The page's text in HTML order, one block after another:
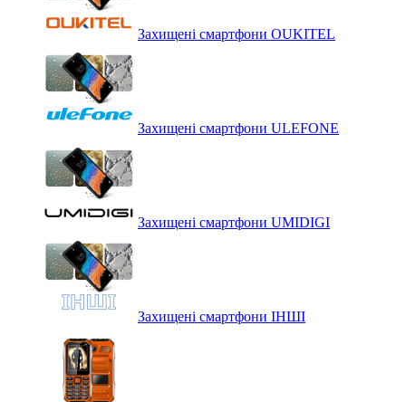
Захищені смартфони OUKITEL
Захищені смартфони ULEFONE
Захищені смартфони UMIDIGI
Захищені смартфони ІНШІ